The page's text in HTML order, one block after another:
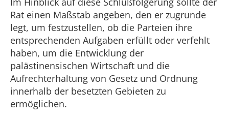
Rat einen Maßstab angeben, den er zugrunde
legt, um festzustellen, ob die Parteien ihre
entsprechenden Aufgaben erfüllt oder verfehlt
haben, um die Entwicklung der
palästinensischen Wirtschaft und die
Aufrechterhaltung von Gesetz und Ordnung
innerhalb der besetzten Gebieten zu
ermöglichen.